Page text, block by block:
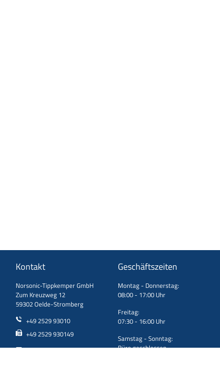
Kontakt
Norsonic-Tippkemper GmbH
Zum Kreuzweg 12
59302 Oelde-Stromberg
+49 2529 93010
+49 2529 930149
info@tippkemper.de
Geschäftszeiten
Montag - Donnerstag:
08:00 - 17:00 Uhr
Freitag:
07:30 - 16:00 Uhr
Samstag - Sonntag:
Büro geschlossen